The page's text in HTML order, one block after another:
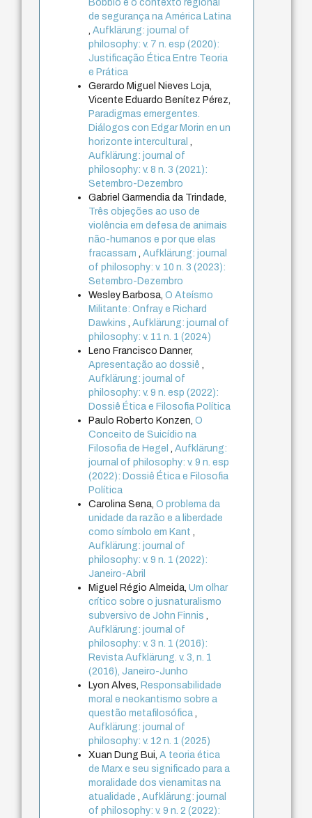
Bobbio e o contexto regional
de segurança na América Latina
,Aufklärung: journal of
philosophy: v. 7 n. esp (2020):
Justificação Ética Entre Teoria
e Prática
Gerardo Miguel Nieves Loja,
Vicente Eduardo Benítez Pérez,
Paradigmas emergentes.
Diálogos con Edgar Morin en un
horizonte intercultural
Aufklärung: journal of
philosophy: v. 8 n. 3 (2021):
Setembro-Dezembro
Gabriel Garmendia da Trindade,
Três objeções ao uso de
violência em defesa de animais
não-humanos e por que elas
fracassam
,Aufklärung: journal
of philosophy: v. 10 n. 3 (2023):
Setembro-Dezembro
Wesley Barbosa,O Ateísmo
Militante: Onfray e Richard
Dawkins
,Aufklärung: journal of
philosophy: v. 11 n. 1 (2024)
Leno Francisco Danner,
Apresentação ao dossiê
Aufklärung: journal of
philosophy: v. 9 n. esp (2022):
Dossiê Ética e Filosofia Política
Paulo Roberto Konzen,O
Conceito de Suicídio na
Filosofia de Hegel
,Aufklärung:
journal of philosophy: v. 9 n. esp
(2022): Dossiê Ética e Filosofia
Política
Carolina Sena,O problema da
unidade da razão e a liberdade
como símbolo em Kant
Aufklärung: journal of
philosophy: v. 9 n. 1 (2022):
Janeiro-Abril
Miguel Régio Almeida,Um olhar
crítico sobre o jusnaturalismo
subversivo de John Finnis
Aufklärung: journal of
philosophy: v. 3 n. 1 (2016):
Revista Aufklärung. v. 3, n. 1
(2016), Janeiro-Junho
Lyon Alves,Responsabilidade
moral e neokantismo sobre a
questão metafilosófica
Aufklärung: journal of
philosophy: v. 12 n. 1 (2025)
Xuan Dung Bui,A teoria ética
de Marx e seu significado para a
moralidade dos vienamitas na
atualidade
,Aufklärung: journal
of philosophy: v. 9 n. 2 (2022):